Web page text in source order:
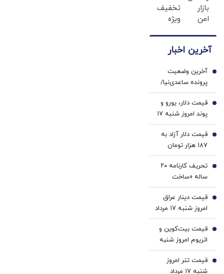
مگر طبق قانون
قوه قضائیه
دارایی
جهانی
سفید
میکنه
بازار
امن
فروش
دیجیتال
تخفیف
ویژه
+ خرید
قسطه
آخرین اخبار
آخرین وضعیت
پرونده ساعدی‌نیا/
جهانگیر: همه اموال
منقول و غیرمنقول
او، مشمول مصادره
قرار گرفته/ از
کافه‌داری محروم
است و رفع پلمب
صحت ندارد
1
قیمت دلار، یورو و
پوند امروز شنبه ۱۷
مرداد 1405/ کاهش
قیمت دلار و یورو
2
قیمت دلار آزاد به
187 هزار تومان
رسید
3
تحریف کارنامه ۲۰
ساله «ساخت
سرپناه برای
کم‌درآمدها» |
زیرپوست پرونده باز
«مسکن‌مهر» چه
خبر است؟ | چرا
پرقدرت‌ترین
4
قیمت دینار عراق
امروز شنبه ۱۷ مرداد
1405/ کاهش
قیمت دینار
5
قیمت بیت‌کوین و
اتریوم امروز شنبه
۱۷ مرداد ۱۴۰۵/
افزایش قیمت
6
قیمت تتر امروز
شنبه ۱۷ مرداد
7